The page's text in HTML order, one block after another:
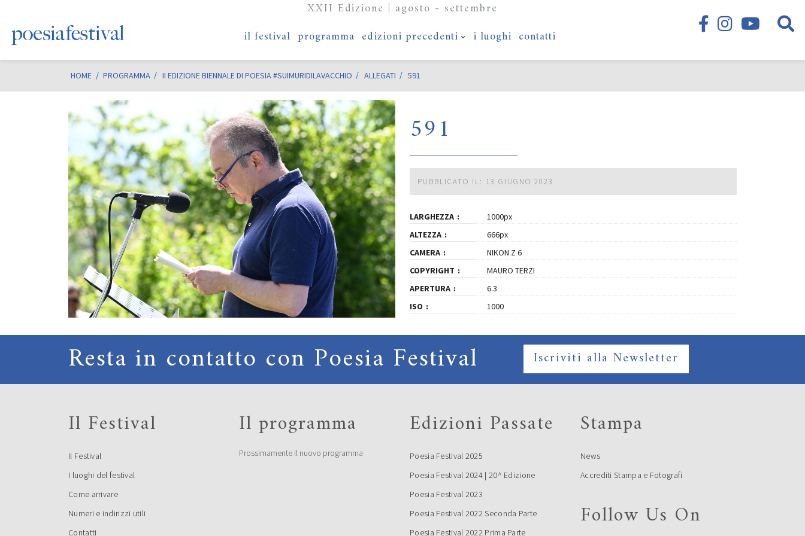
XXII Edizione | agosto - settembre
il festival programma edizioni precedenti i luoghi contatti
HOME / PROGRAMMA II EDIZIONE BIENNALE DI POESIA #SUIMURIDILAVACCHIO ALLEGATI 591
591
PUBBLICATO IL: 13 GIUGNO 2023
LARGHEZZA
1000px
ALTEZZA
666px
CAMERA
NIKON Z 6
COPYRIGHT
MAURO TERZI
APERTURA
6.3
ISO
1000
Resta in contatto con Poesia Festival Iscriviti alla Newsletter
Il Festival
Il Festival
I luoghi del festival
Come arrivare
Numeri e indirizzi utili
Contatti
Il programma
Prossimamente il nuovo programma
Edizioni Passate
Poesia Festival 2025
Poesia Festival 2024 | 20^ Edizione
Poesia Festival 2023
Poesia Festival 2022 Seconda Parte
Poesia Festival 2022 Prima Parte
Stampa
News
Accrediti Stampa e Fotografi
Follow Us On